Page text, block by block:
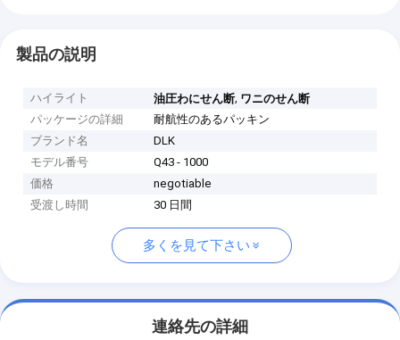
製品の説明
ハイライト 油圧わにせん断, ワニのせん断
パッケージの詳細
耐航性のあるパッキン
ブランド名
DLK
モデル番号
Q43 - 1000
価格
negotiable
受渡し時間
30 日間
多くを見て下さい
連絡先の詳細